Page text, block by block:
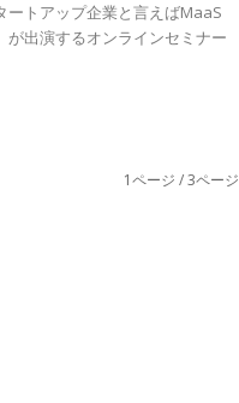
ートアップ企業と言えばMaaS
が出演するオンラインセミナー
1ページ / 3ページ